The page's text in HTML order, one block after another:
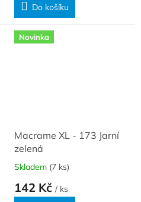
Do košíku
Novinka
Macrame XL - 173 Jarní
zelená
Skladem (7 ks)
142 Kč / ks